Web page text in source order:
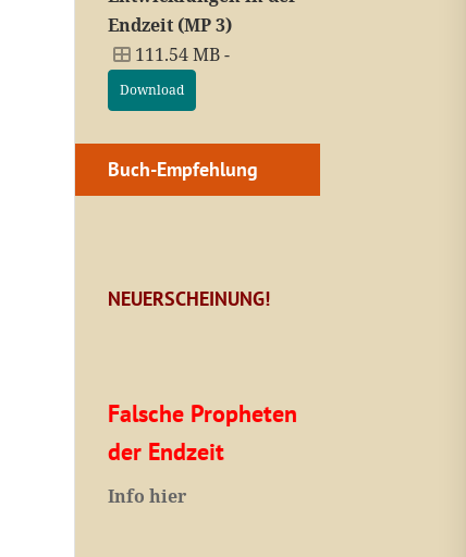
Endzeit (MP 3)
111.54 MB -
Download
Buch-Empfehlung
NEUERSCHEINUNG!
Falsche Propheten
der Endzeit
Info hier